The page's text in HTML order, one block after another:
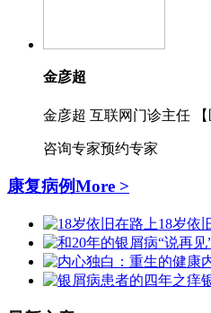
金彦超
金彦超 互联网门诊主任
咨询专家预约专家
康复病例More >
18岁依